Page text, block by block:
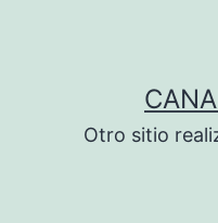
Otro sitio